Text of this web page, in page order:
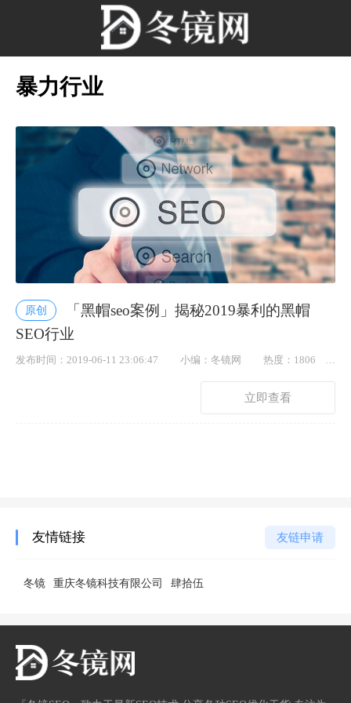
暴力行业
原创
「黑帽seo案例」揭秘2019暴利的黑帽
SEO行业
发布时间：2019-06-11 23:06:47 小编：冬镜网
热度：1806
立即查看
友情链接 友链申请
冬镜 重庆冬镜科技有限公司 肆拾伍